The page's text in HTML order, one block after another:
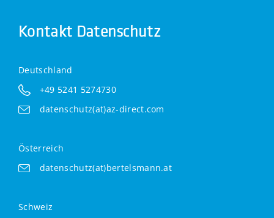
Kontakt Datenschutz
Deutschland
+49 5241 5274730
datenschutz(at)az-direct.com
Österreich
datenschutz(at)bertelsmann.at
Schweiz